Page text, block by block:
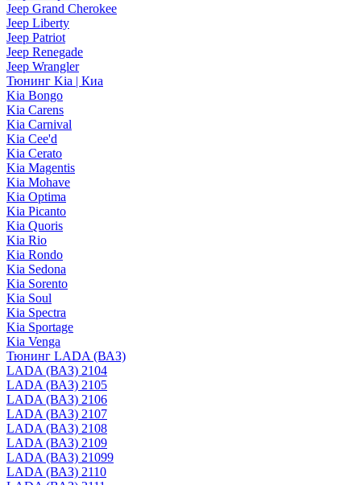
Jeep Grand Cherokee
Jeep Liberty
Jeep Patriot
Jeep Renegade
Jeep Wrangler
Тюнинг Kia | Киа
Kia Bongo
Kia Carens
Kia Carnival
Kia Cee'd
Kia Cerato
Kia Magentis
Kia Mohave
Kia Optima
Kia Picanto
Kia Quoris
Kia Rio
Kia Rondo
Kia Sedona
Kia Sorento
Kia Soul
Kia Spectra
Kia Sportage
Kia Venga
Тюнинг LADA (ВАЗ)
LADA (ВАЗ) 2104
LADA (ВАЗ) 2105
LADA (ВАЗ) 2106
LADA (ВАЗ) 2107
LADA (ВАЗ) 2108
LADA (ВАЗ) 2109
LADA (ВАЗ) 21099
LADA (ВАЗ) 2110